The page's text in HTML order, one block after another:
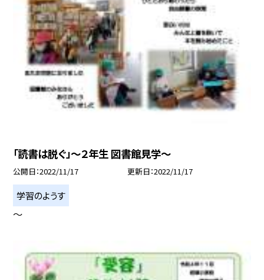
「読書は脱ぐ」〜２年生 図書館見学〜
公開日 2022/11/17 更新日 2022/11/17
学習のようす
〜